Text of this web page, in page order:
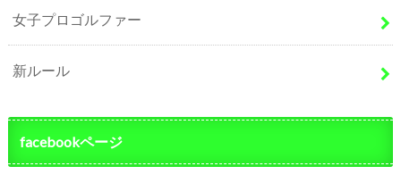
女子プロゴルファー
新ルール
facebookページ